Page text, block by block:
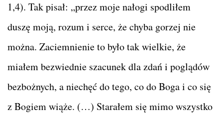
1,4). Tak pisał: „przez moje nałogi spodliłem
duszę moją, rozum i serce, że chyba gorzej nie
można. Zaciemnienie to było tak wielkie, że
miałem bezwiednie szacunek dla zdań i poglądów
bezbożnych, a niechęć do tego, co do Boga i co się
z Bogiem wiąże. (…) Starałem się mimo wszystko